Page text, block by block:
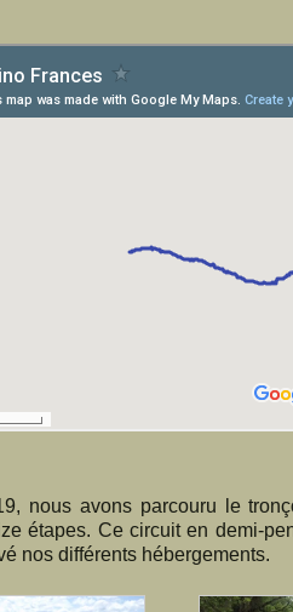
nous avons parcouru le
étapes. Ce circuit en demi-
nos différents hébergements.